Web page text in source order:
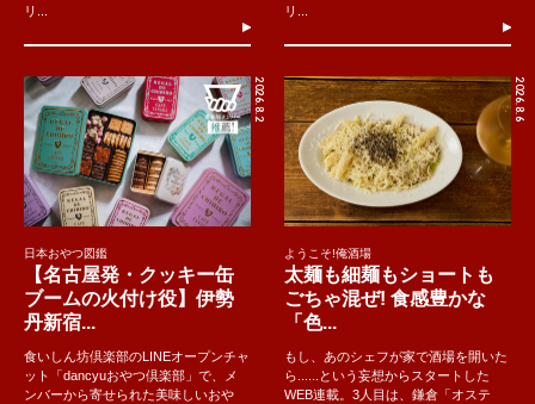
リ...
リ...
2026.8.2
日本おやつ図鑑
【名古屋発・クッキー缶
ブームの火付け役】伊勢
丹新宿...
食いしん坊倶楽部のLINEオープンチャ
ット「dancyuおやつ倶楽部」で、メ
ンバーから寄せられた美味しいおや
2026.8.6
ようこそ!俺酒場
太麺も細麺もショートも
ごちゃ混ぜ! 食感豊かな
「色...
もし、あのシェフが家で酒場を開いた
ら......という妄想からスタートした
WEB連載。3人目は、鎌倉「オステ